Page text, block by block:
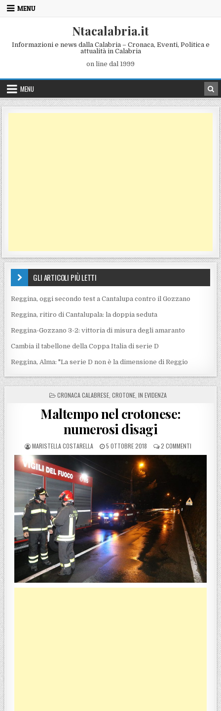
Skip to content
MENU
Ntacalabria.it
Informazioni e news dalla Calabria – Cronaca, Eventi, Politica e
attualità in Calabria
on line dal 1999
MENU
GLI ARTICOLI PIÙ LETTI
Reggina, oggi secondo test a Cantalupa contro il Gozzano
Reggina, ritiro di Cantalupala: la doppia seduta
Reggina-Gozzano 3-2: vittoria di misura degli amaranto
Cambia il tabellone della Coppa Italia di serie D
Reggina, Alma: "La serie D non è la dimensione di Reggio
POSTED IN
CRONACA CALABRESE CROTONE IN EVIDENZA
Maltempo nel crotonese:
numerosi disagi
POSTED BY
MARISTELLA COSTARELLA POSTED ON
5 OTTOBRE 2018 2 COMMENTI SU